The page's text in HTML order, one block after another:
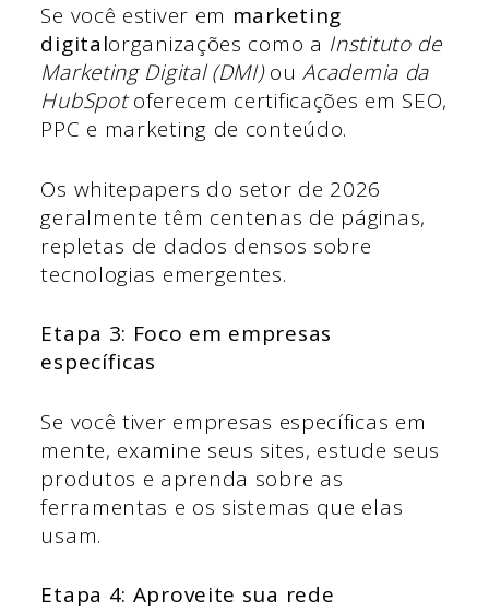
Se você estiver em marketing
digitalorganizações como a Instituto de
Marketing Digital (DMI)ouAcademia da
HubSpotoferecem certificações em SEO,
PPC e marketing de conteúdo.
Os whitepapers do setor de 2026
geralmente têm centenas de páginas,
repletas de dados densos sobre
tecnologias emergentes.
Etapa 3: Foco em empresas
específicas
Se você tiver empresas específicas em
mente, examine seus sites, estude seus
produtos e aprenda sobre as
ferramentas e os sistemas que elas
usam.
Etapa 4: Aproveite sua rede